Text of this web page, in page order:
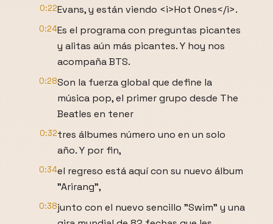
0:22Evans, y están viendo <i>Hot Ones</i>.
0:24Es el programa con preguntas picantes
y alitas aún más picantes. Y hoy nos
acompaña BTS.
0:28Son la fuerza global que define la
música pop, el primer grupo desde The
Beatles en tener
0:32tres álbumes número uno en un solo
año. Y por fin,
0:34el regreso está aquí con su nuevo álbum
"Arirang",
0:38junto con el nuevo sencillo "Swim" y una